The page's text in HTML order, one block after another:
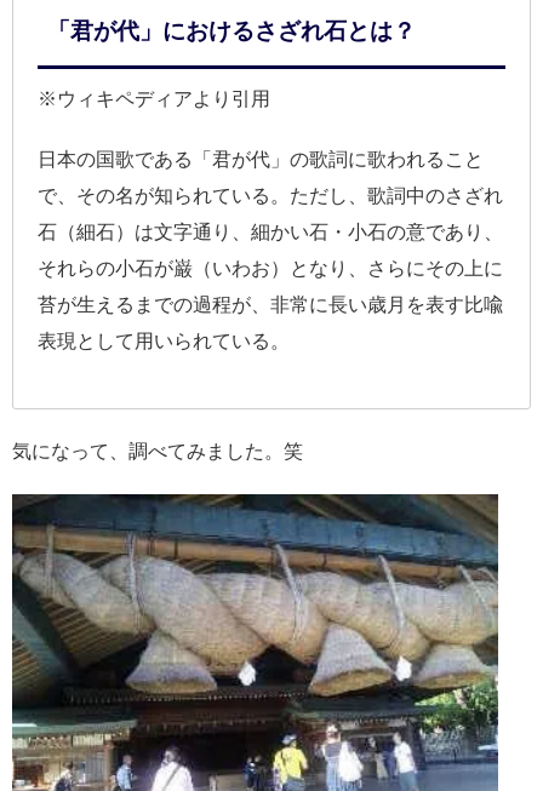
「君が代」におけるさざれ石とは？
※ウィキペディアより引用
日本の国歌である「君が代」の歌詞に歌われること
で、その名が知られている。ただし、歌詞中のさざれ
石（細石）は文字通り、細かい石・小石の意であり、
それらの小石が巌（いわお）となり、さらにその上に
苔が生えるまでの過程が、非常に長い歳月を表す比喩
表現として用いられている。
気になって、調べてみました。笑